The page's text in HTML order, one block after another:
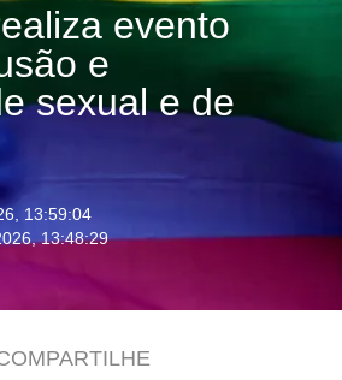
evento
e
sexual e de
13:59:04
13:48:29